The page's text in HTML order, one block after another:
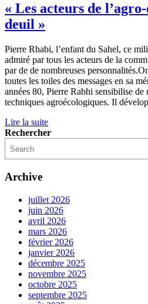
« Les acteurs de
deuil »
Pierre Rhabi, l’enfant du Sahel, ce
admiré par tous les acteurs de la
par de de nombreuses
toutes les toiles des messages en sa
années 80, Pierre Rabhi sensibilise
techniques agroécologiques. Il
Lire la suite
Rechercher
Archive
juillet 2026
juin 2026
avril 2026
mars 2026
février 2026
janvier 2026
décembre 2025
novembre 2025
octobre 2025
septembre 2025